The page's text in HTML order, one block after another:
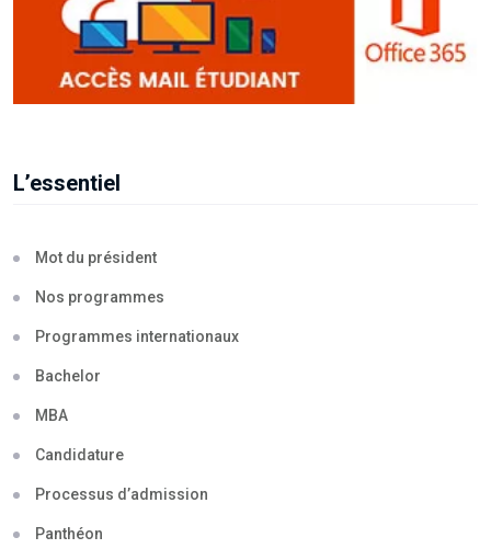
L’essentiel
Mot du président
Nos programmes
Programmes internationaux
Bachelor
MBA
Candidature
Processus d’admission
Panthéon